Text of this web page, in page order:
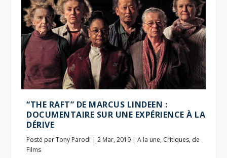
“THE RAFT” DE MARCUS LINDEEN :
DOCUMENTAIRE SUR UNE EXPÉRIENCE À LA
DÉRIVE
Posté parTony Parodi |2 Mar, 2019 |A la une, Critiques, de
Films